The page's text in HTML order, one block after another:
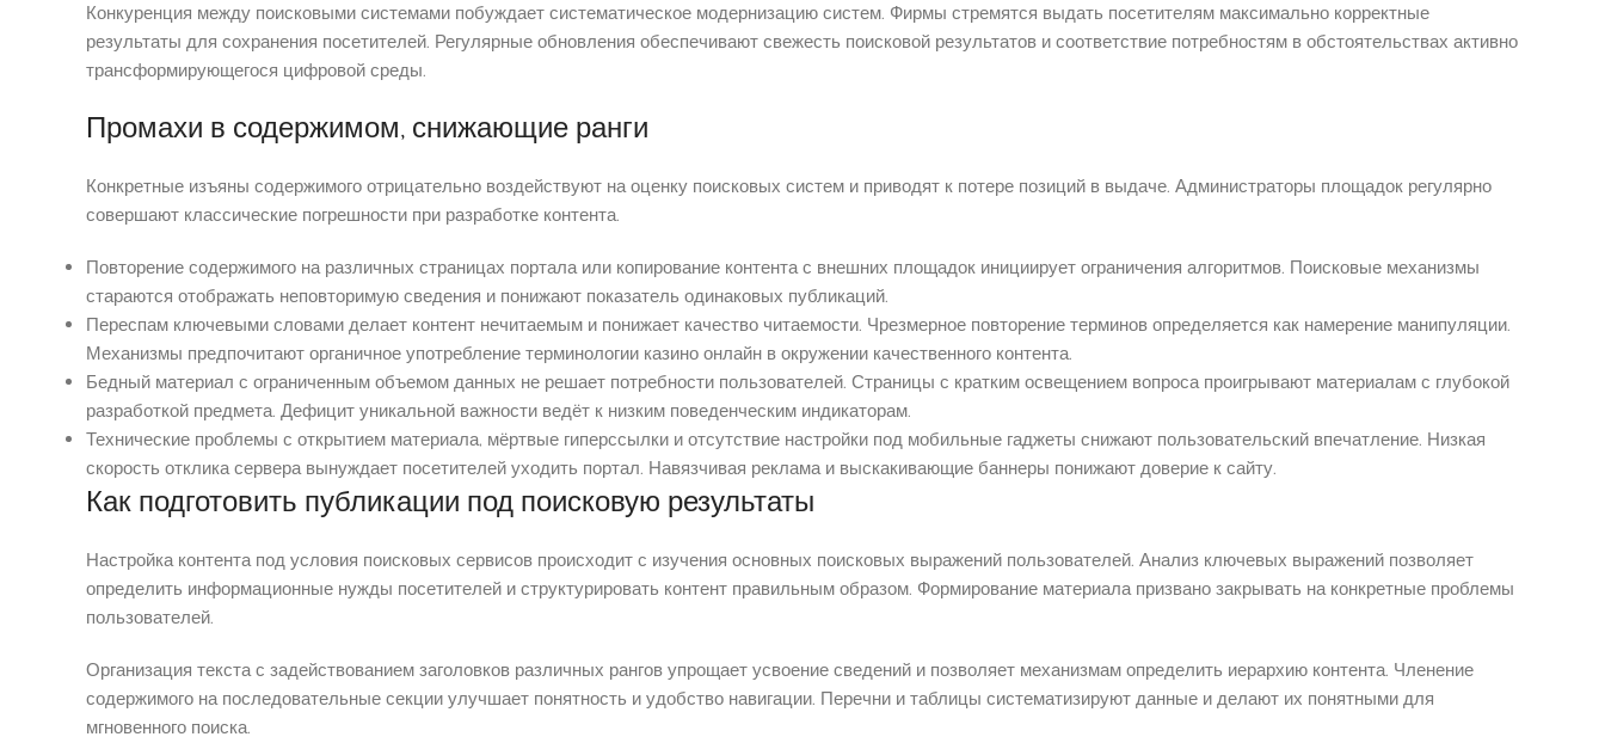
Конкуренция между поисковыми системами побуждает систематическое модернизацию систем. Фирмы стремятся выдать посетителям максимально корректные
результаты для сохранения посетителей. Регулярные обновления обеспечивают свежесть поисковой результатов и соответствие потребностям в обстоятельствах активно
трансформирующегося цифровой среды.
Промахи в содержимом, снижающие ранги
Конкретные изъяны содержимого отрицательно воздействуют на оценку поисковых систем и приводят к потере позиций в выдаче. Администраторы площадок регулярно
совершают классические погрешности при разработке контента.
Повторение содержимого на различных страницах портала или копирование контента с внешних площадок инициирует ограничения алгоритмов. Поисковые механизмы
стараются отображать неповторимую сведения и понижают показатель одинаковых публикаций.
Переспам ключевыми словами делает контент нечитаемым и понижает качество читаемости. Чрезмерное повторение терминов определяется как намерение манипуляции.
Механизмы предпочитают органичное употребление терминологии казино онлайн в окружении качественного контента.
Бедный материал с ограниченным объемом данных не решает потребности пользователей. Страницы с кратким освещением вопроса проигрывают материалам с глубокой
разработкой предмета. Дефицит уникальной важности ведёт к низким поведенческим индикаторам.
Технические проблемы с открытием материала, мёртвые гиперссылки и отсутствие настройки под мобильные гаджеты снижают пользовательский впечатление. Низкая
скорость отклика сервера вынуждает посетителей уходить портал. Навязчивая реклама и выскакивающие баннеры понижают доверие к сайту.
Как подготовить публикации под поисковую результаты
Настройка контента под условия поисковых сервисов происходит с изучения основных поисковых выражений пользователей. Анализ ключевых выражений позволяет
определить информационные нужды посетителей и структурировать контент правильным образом. Формирование материала призвано закрывать на конкретные проблемы
пользователей.
Организация текста с задействованием заголовков различных рангов упрощает усвоение сведений и позволяет механизмам определить иерархию контента. Членение
содержимого на последовательные секции улучшает понятность и удобство навигации. Перечни и таблицы систематизируют данные и делают их понятными для
мгновенного поиска.